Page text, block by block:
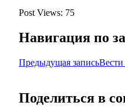
Post Views: 75
Навигация по
Предыдущая записьВести
Поделиться в